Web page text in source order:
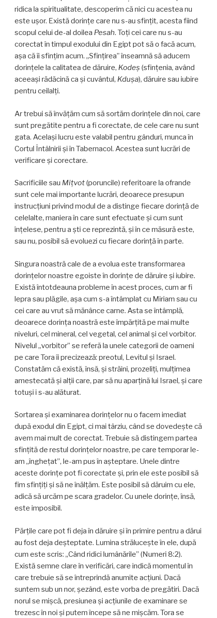
ridica la spiritualitate, descoperim că nici cu acestea nu
este ușor. Există dorințe care nu s-au sfințit, acesta fiind
scopul celui de-al doilea Pesah. Toți cei care nu s-au
corectat în timpul exodului din Egipt pot să o facă acum,
așa că îi sfințim acum. „Sfințirea” înseamnă să aducem
dorințele la calitatea de dăruire, Kodeș (sfințenia, având
aceeași rădăcină ca și cuvântul, Kdușa), dăruire sau iubire
pentru ceilalţi.
Ar trebui să învățăm cum să sortăm dorințele din noi, care
sunt pregătite pentru a fi corectate, de cele care nu sunt
gata. Același lucru este valabil pentru gânduri, munca în
Cortul Întâlnirii și în Tabernacol. Acestea sunt lucrări de
verificare și corectare.
Sacrificiile sau Mițvot(poruncile) referitoare la ofrande
sunt cele mai importante lucrări, deoarece presupun
instrucțiuni privind modul de a distinge fiecare dorință de
celelalte, maniera în care sunt efectuate și cum sunt
înțelese, pentru a ști ce reprezintă, și în ce măsură este,
sau nu, posibil să evoluezi cu fiecare dorinţă în parte.
Singura noastră cale de a evolua este transformarea
dorințelor noastre egoiste în dorințe de dăruire și iubire.
Există întotdeauna probleme în acest proces, cum ar fi
lepra sau plăgile, așa cum s-a întâmplat cu Miriam sau cu
cei care au vrut să mănânce carne. Asta se întâmplă,
deoarece dorința noastră este împărțită pe mai multe
niveluri, cel mineral, cel vegetal, cel animal şi cel vorbitor.
Nivelul „vorbitor” se referă la unele categorii de oameni
pe care Tora îi precizează: preotul, Levitul și Israel.
Constatăm că există, însă, și străini, prozeliți, mulțimea
amestecată și alții care, par să nu aparțină lui Israel, şi care
totuși i s-au alăturat.
Sortarea și examinarea dorinţelor nu o facem imediat
după exodul din Egipt, ci mai târziu, când se dovedește că
avem mai mult de corectat. Trebuie să distingem partea
sfințită de restul dorințelor noastre, pe care temporar le-
am „îngheţat”, le-am pus în aşteptare. Unele dintre
aceste dorințe pot fi corectate și, prin ele este posibil să
fim sfințiţi și să ne înălţăm. Este posibil să dăruim cu ele,
adică să urcăm pe scara gradelor. Cu unele dorințe, însă,
este imposibil.
Părțile care pot fi deja în dăruire și în primire pentru a dărui
au fost deja deşteptate. Lumina strălucește în ele, după
cum este scris: „Când ridici lumânările” (Numeri 8:2).
Există semne clare în verificări, care indică momentul în
care trebuie să se întreprindă anumite acțiuni. Dacă
suntem sub un nor, șezând, este vorba de pregătiri. Dacă
norul se mişcă, presiunea și acţiunile de examinare se
trezesc în noi și putem începe să ne mișcăm. Tora se